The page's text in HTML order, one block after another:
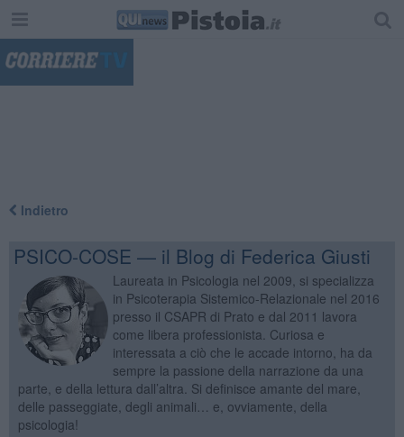
Indietro
PSICO-COSE — il Blog di Federica Giusti
Laureata in Psicologia nel 2009, si specializza
in Psicoterapia Sistemico-Relazionale nel 2016
presso il CSAPR di Prato e dal 2011 lavora
come libera professionista. Curiosa e
interessata a ciò che le accade intorno, ha da
sempre la passione della narrazione da una
parte, e della lettura dall’altra. Si definisce amante del mare,
delle passeggiate, degli animali… e, ovviamente, della
psicologia!